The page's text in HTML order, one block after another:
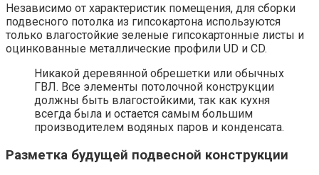
Независимо от характеристик помещения, для сборки
подвесного потолка из гипсокартона используются
только влагостойкие зеленые гипсокартонные листы и
оцинкованные металлические профили UD и CD.
Никакой деревянной обрешетки или обычных
ГВЛ. Все элементы потолочной конструкции
должны быть влагостойкими, так как кухня
всегда была и остается самым большим
производителем водяных паров и конденсата.
Разметка будущей подвесной конструкции